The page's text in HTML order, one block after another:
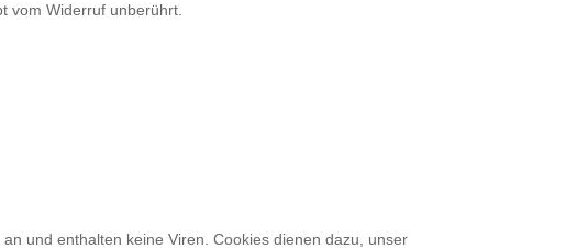
vom Widerruf unberührt.
und enthalten keine Viren. Cookies dienen dazu, unser